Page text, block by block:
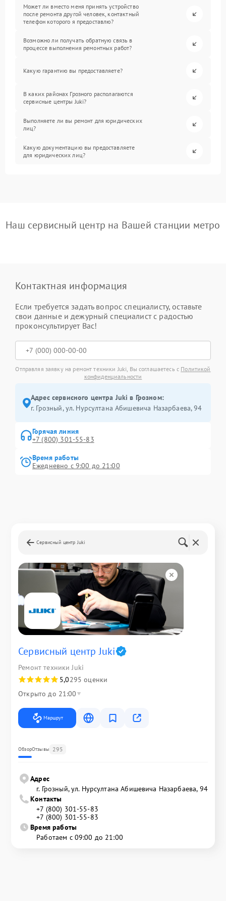
Может ли вместо меня принять устройство
после ремонта другой человек, контактный
телефон которого я предоставлю?
Возможно ли получать обратную связь в
процессе выполнения ремонтных работ?
Какую гарантию вы предоставляете?
В каких районах Грозного располагаются
сервисные центры Juki?
Выполняете ли вы ремонт для юридических
лиц?
Какую документацию вы предоставляете
для юридических лиц?
Наш сервисный центр на Вашей станции метро
Контактная информация
Если требуется задать вопрос специалисту, оставьте
свои данные и дежурный специалист с радостью
проконсультирует Вас!
Отправляя заявку на ремонт техники Juki, Вы соглашаетесь с Политикой
конфиденциальности
Адрес сервисного центра Juki в Грозном:
г. Грозный, ул. Нурсултана Абишевича Назарбаева, 94
Горячая линия
+7 (800) 301-55-83
Время работы
Ежедневно с 9:00 до 21:00
Сервисный центр Juki
Сервисный центр Juki
Ремонт техники Juki
5,0295 оценки
Открыто до 21:00
Маршрут
ОбзорОтзывы 295
Адрес
г. Грозный, ул. Нурсултана Абишевича Назарбаева, 94
Контакты
+7 (800) 301-55-83
+7 (800) 301-55-83
Время работы
Работаем с 09:00 до 21:00